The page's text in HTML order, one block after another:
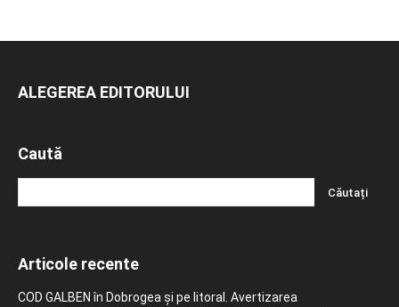
ALEGEREA EDITORULUI
Caută
Articole recente
COD GALBEN în Dobrogea și pe litoral. Avertizarea